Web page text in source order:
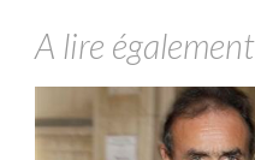
A lire également